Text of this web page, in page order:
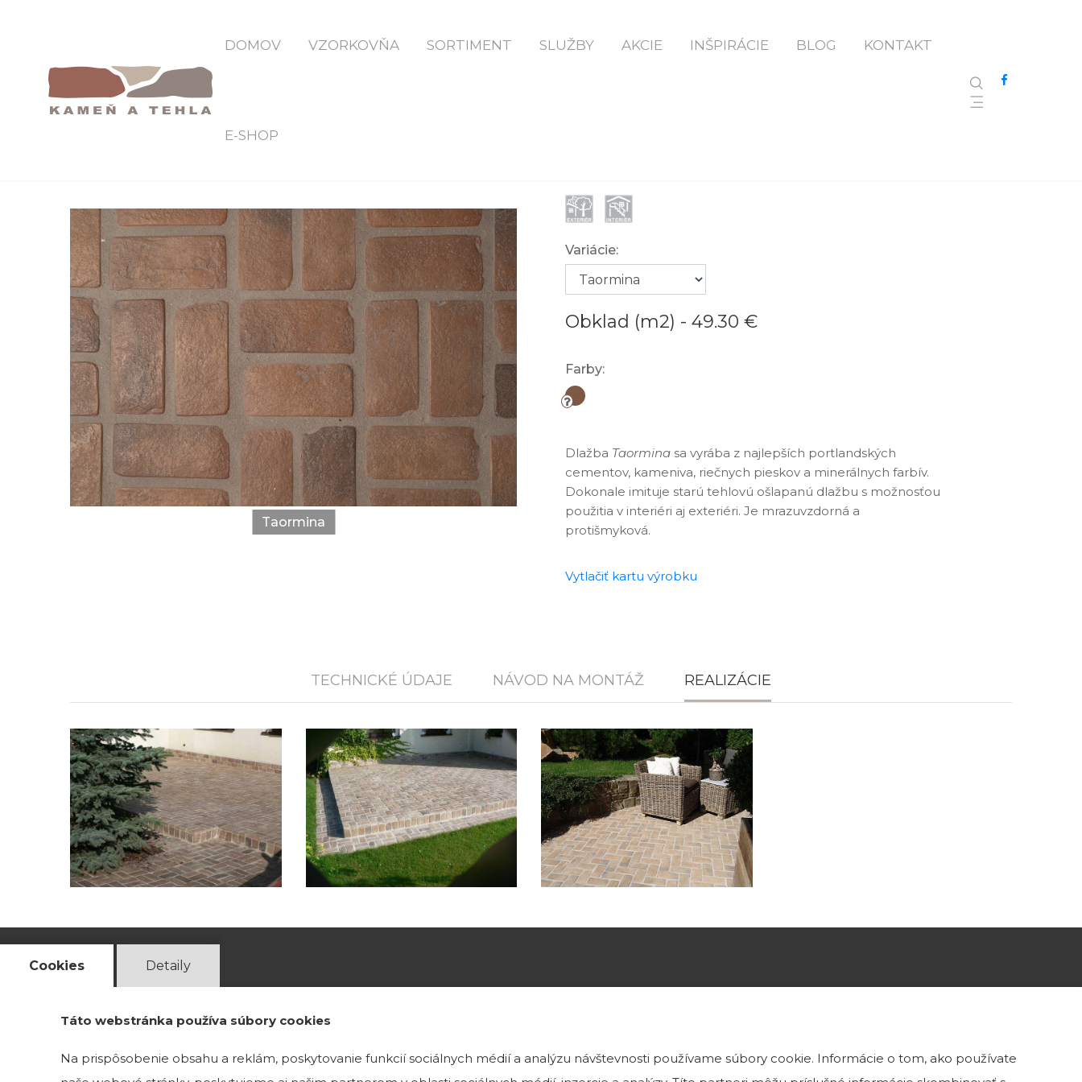
DOMOV VZORKOVŇA SORTIMENT SLUŽBY AKCIE INŠPIRÁCIE BLOG KONTAKT
E-SHOP
Domov Taormina Dlažba
Taormina
Variácie:
Obklad (m2) - 49.30 €
Farby:
Dlažba Taormina sa vyrába z najlepších portlandských
cementov, kameniva, riečnych pieskov a minerálnych farbív.
Dokonale imituje starú tehlovú ošlapanú dlažbu s možnosťou
použitia v interiéri aj exteriéri. Je mrazuvzdorná a
protišmyková.
Vytlačiť kartu výrobku
TECHNICKÉ ÚDAJE NÁVOD NA MONTÁŽ REALIZÁCIE
Magnetová 13
0902 115 974
info@kamenatehla.sk
Cookies Detaily
Táto webstránka používa súbory cookies
Na prispôsobenie obsahu a reklám, poskytovanie funkcií sociálnych médií a analýzu návštevnosti používame súbory cookie. Informácie o tom, ako používate